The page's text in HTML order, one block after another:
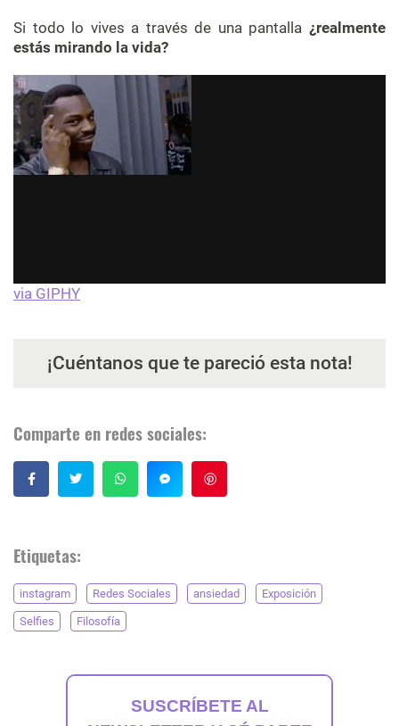
Si todo lo vives a través de una pantalla ¿realmente
estás mirando la vida?
via GIPHY
¡Cuéntanos que te pareció esta nota!
Comparte en redes sociales:
Etiquetas:
instagram Redes Sociales ansiedad Exposición
Selfies Filosofía
SUSCRÍBETE AL